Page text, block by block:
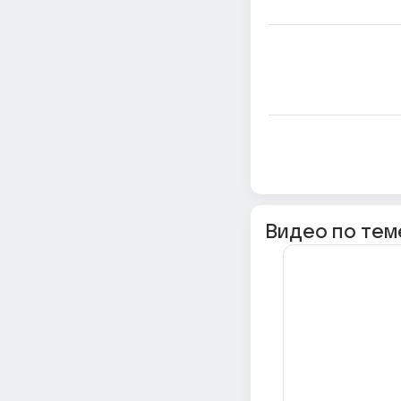
Видео по